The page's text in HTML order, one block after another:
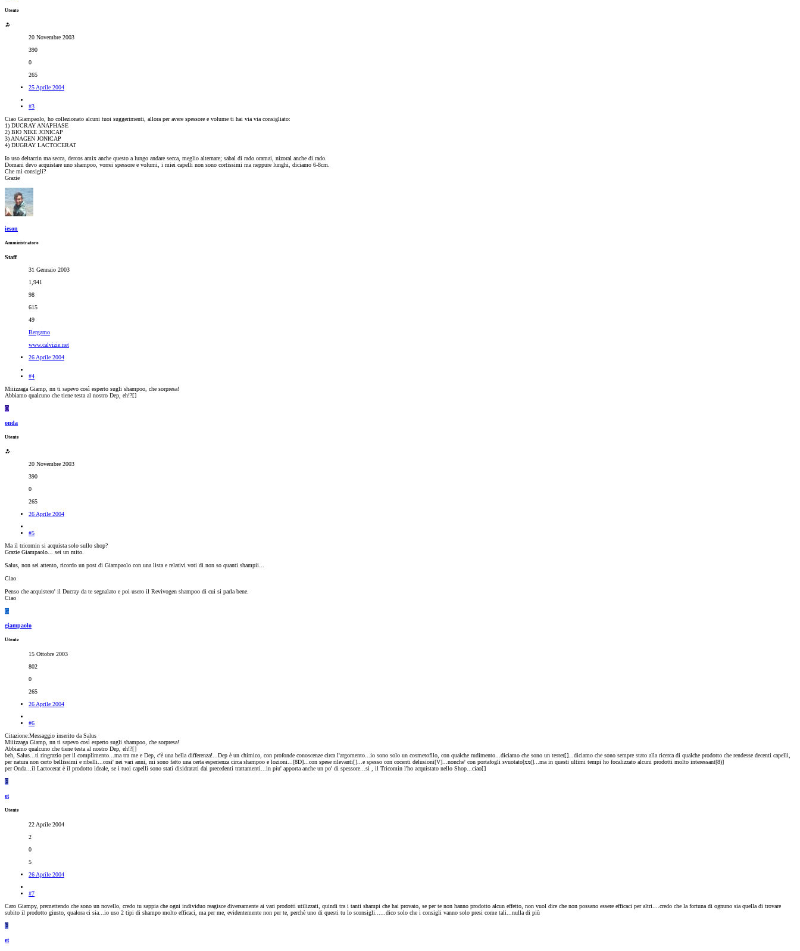
Utente
20 Novembre 2003
390
0
265
25 Aprile 2004
#3
Ciao Giampaolo, ho collezionato alcuni tuoi suggerimenti, allora per avere spessore e volume ti hai via via consigliato:
1) DUCRAY ANAPHASE
2) BIO NIKE JONICAP
3) ANAGEN JONICAP
4) DUGRAY LACTOCERAT
Io uso deltacrin ma secca, dercos amix anche questo a lungo andare secca, meglio alternare; sabal di rado oramai, nizoral anche di rado.
Domani devo acquistare uno shampoo, vorrei spessore e volumi, i miei capelli non sono cortissimi ma neppure lunghi, diciamo 6-8cm.
Che mi consigli?
Grazie
ieson
Amministratore
Staff
31 Gennaio 2003
1,941
98
615
49
Bergamo
www.calvizie.net
26 Aprile 2004
#4
Miiizzaga Giamp, nn ti sapevo così esperto sugli shampoo, che sorpresa!
Abbiamo qualcuno che tiene testa al nostro Dep, eh!?[]
O
onda
Utente
20 Novembre 2003
390
0
265
26 Aprile 2004
#5
Ma il tricomin si acquista solo sullo shop?
Grazie Giampaolo... sei un mito.
Salus, non sei attento, ricordo un post di Giampaolo con una lista e relativi voti di non so quanti shampii...
Ciao
Penso che acquistero' il Ducray da te segnalato e poi usero il Revivogen shampoo di cui si parla bene.
Ciao
G
giampaolo
Utente
15 Ottobre 2003
802
0
265
26 Aprile 2004
#6
Citazione:Messaggio inserito da Salus
Miiizzaga Giamp, nn ti sapevo così esperto sugli shampoo, che sorpresa!
Abbiamo qualcuno che tiene testa al nostro Dep, eh!?[]
beh, Salus...ti ringrazio per il complimento...ma tra me e Dep, c'è una bella differenza!...Dep è un chimico, con profonde conoscenze circa l'argomento...io sono solo un cosmetofilo, con qualche rudimento...diciamo che sono un tester[]...diciamo che sono sempre stato alla ricerca di qualche prodotto che rendesse decenti capelli,
per natura non certo bellissimi e ribelli...cosi' nei vari anni, mi sono fatto una certa esperienza circa shampoo e lozioni...[8D]...con spese rilevanti[]...e spesso con cocenti delusioni[V]...nonche' con portafogli svuotato[xx(]...ma in questi ultimi tempi ho focalizzato alcuni prodotti molto interessant[8)]
per Onda...il Lactocerat è il prodotto ideale, se i tuoi capelli sono stati disidratati dai precedenti trattamenti...in piu' apporta anche un po' di spessore...si , il Tricomin l'ho acquistato nello Shop...ciao[]
E
et
Utente
22 Aprile 2004
2
0
5
26 Aprile 2004
#7
Caro Giampy, premettendo che sono un novello, credo tu sappia che ogni individuo reagisce diversamente ai vari prodotti utilizzati, quindi tra i tanti shampi che hai provato, se per te non hanno prodotto alcun effetto, non vuol dire che non possano essere efficaci per altri....credo che la fortuna di ognuno sia quella di trovare
subito il prodotto giusto, qualora ci sia...io uso 2 tipi di shampo molto efficaci, ma per me, evidentemente non per te, perchè uno di questi tu lo sconsigli......dico solo che i consigli vanno solo presi come tali...nulla di più
E
et